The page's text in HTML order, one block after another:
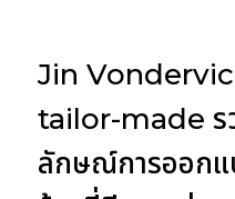
Jin Vondervic
tailor-made ร
ลักษณ์การออกแ